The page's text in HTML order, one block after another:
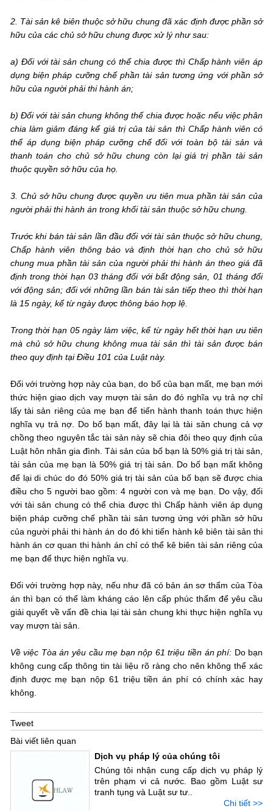
2. Tài sản kê biên thuộc sở hữu chung đã xác định được phần sở
hữu của các chủ sở hữu chung được xử lý như sau:
a) Đối với tài sản chung có thể chia được thì Chấp hành viên áp
dụng biện pháp cưỡng chế phần tài sản tương ứng với phần sở
hữu của người phải thi hành án;
b) Đối với tài sản chung không thể chia được hoặc nếu việc phân
chia làm giảm đáng kể giá trị của tài sản thì Chấp hành viên có
thể áp dụng biện pháp cưỡng chế đối với toàn bộ tài sản và
thanh toán cho chủ sở hữu chung còn lại giá trị phần tài sản
thuộc quyền sở hữu của họ.
3. Chủ sở hữu chung được quyền ưu tiên mua phần tài sản của
người phải thi hành án trong khối tài sản thuộc sở hữu chung.
Trước khi bán tài sản lần đầu đối với tài sản thuộc sở hữu chung,
Chấp hành viên thông báo và định thời hạn cho chủ sở hữu
chung mua phần tài sản của người phải thi hành án theo giá đã
định trong thời hạn 03 tháng đối với bất động sản, 01 tháng đối
với động sản; đối với những lần bán tài sản tiếp theo thì thời hạn
là 15 ngày, kể từ ngày được thông báo hợp lệ.
Trong thời hạn 05 ngày làm việc, kể từ ngày hết thời hạn ưu tiên
mà chủ sở hữu chung không mua tài sản thì tài sản được bán
theo quy định tại Điều 101 của Luật này.
Đối với trường hợp này của bạn, do bố của bạn mất, mẹ bạn mới
thức hiện giao dịch vay mượn tài sản do đó nghĩa vụ trả nợ chỉ
lấy tài sản riêng của mẹ bạn để tiến hành thanh toán thực hiện
nghĩa vụ trả nợ. Do bố bạn mất, đây lại là tài sản chung cả vợ
chồng theo nguyên tắc tài sản này sẽ chia đôi theo quy định của
Luật hôn nhân gia đình. Tài sản của bố bạn là 50% giá trị tài sản,
tài sản của mẹ bạn là 50% giá trị tài sản. Do bố bạn mất không
để lại di chúc do đó 50% giá trị tài sản của bố bạn sẽ được chia
điều cho 5 người bao gồm: 4 người con và mẹ bạn. Do vậy, đối
với tài sản chung có thể chia được thì Chấp hành viên áp dụng
biện pháp cưỡng chế phần tài sản tương ứng với phần sở hữu
của người phải thi hành án do đó khi tiến hành kê biên tài sản thi
hành án cơ quan thi hành án chỉ có thể kê biên tài sản riêng của
mẹ bạn để thực hiện nghĩa vụ.
Đối với trường hợp này, nếu như đã có bản án sơ thẩm của Tòa
án thì bạn có thể làm kháng cáo lên cấp phúc thẩm để yêu cầu
giải quyết về vấn đề chia lại tài sản chung khi thực hiện nghĩa vụ
vay mượn tài sản.
Về việc Tòa án yêu cầu mẹ bạn nộp 61 triệu tiền án phí: Do bạn
không cung cấp thông tin tài liệu rõ ràng cho nên không thể xác
định được mẹ bạn nộp 61 triệu tiền án phí có chính xác hay
không.
Tweet
Bài viết liên quan
Dịch vụ pháp lý của chúng tôi
Chúng tôi nhận cung cấp dịch vụ pháp lý
trên phạm vi cả nước. Bao gồm Luật sư
tranh tụng và Luật sư tư..
Chi tiết >>